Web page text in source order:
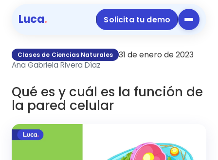
Luca. Solicita tu demo
Clases de Ciencias Naturales 31 de enero de 2023
Ana Gabriela Rivera Díaz
Qué es y cuál es la función de
la pared celular